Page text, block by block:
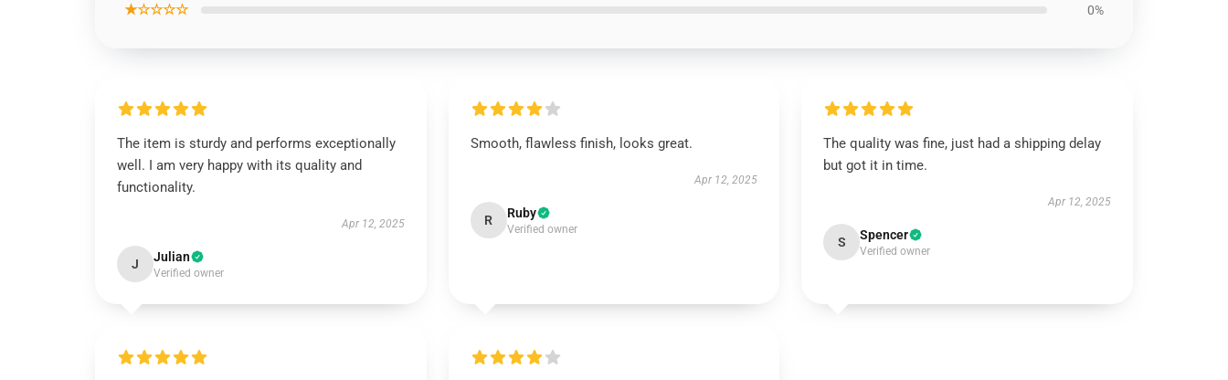
★☆☆☆☆ 0%
The item is sturdy and performs exceptionally
well. I am very happy with its quality and
functionality.
Apr 12, 2025
J Julian
Verified owner
Smooth, flawless finish, looks great.
Apr 12, 2025
R Ruby
Verified owner
The quality was fine, just had a shipping delay
but got it in time.
Apr 12, 2025
S Spencer
Verified owner